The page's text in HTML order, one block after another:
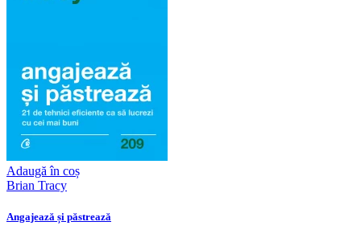
Adaugă în coș
Brian Tracy
Angajează și păstrează